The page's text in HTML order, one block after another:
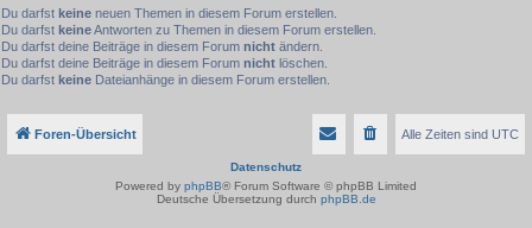
Du darfst keine neuen Themen in diesem Forum erstellen.
Du darfst keineAntworten zu Themen in diesem Forum erstellen.
Du darfst deine Beiträge in diesem Forum nicht ändern.
Du darfst deine Beiträge in diesem Forum nicht löschen.
Du darfst keine Dateianhänge in diesem Forum erstellen.
Foren-Übersicht Alle Zeiten sind UTC
Datenschutz
Powered by phpBB® Forum Software © phpBB Limited
Deutsche Übersetzung durch phpBB.de